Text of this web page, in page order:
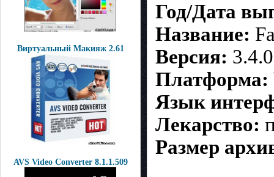
Виртуальный Макияж 2.61
AVS Video Converter 8.1.1.509
Год/Дата
Название:
Версия:
Платформа:
Язык
Лекарство:
Размер